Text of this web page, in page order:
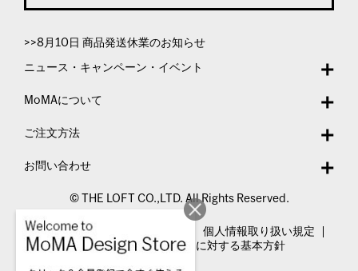
>>8月10日 商品発送休業のお知らせ
ニュース・キャンペーン・イベント
MoMAについて
ご注文方法
お問い合わせ
© THE LOFT CO.,LTD. All Rights Reserved.
特定商取引法表示
個人情報取り扱い規定
カスタマーハラスメントに対する基本方針